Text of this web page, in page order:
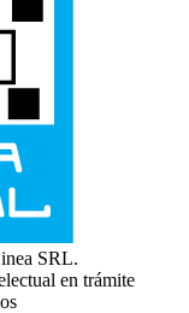
SRL.
en trámite